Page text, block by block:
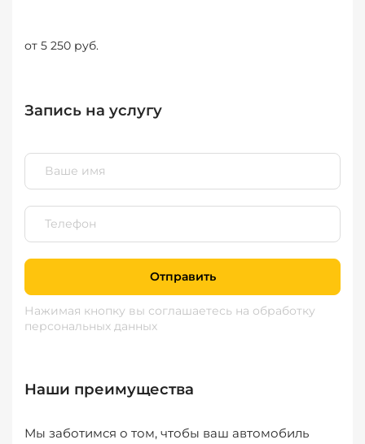
от 5 250 руб.
Запись на услугу
Отправить
Нажимая кнопку вы соглашаетесь на обработку
персональных данных
Наши преимущества
Мы заботимся о том, чтобы ваш автомобиль